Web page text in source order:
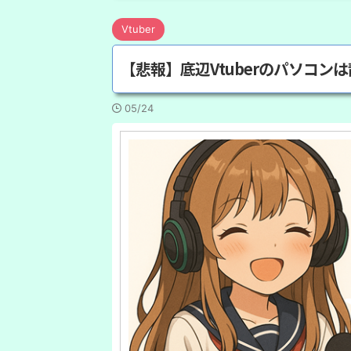
Vtuber
【悲報】底辺Vtuberのパソコン
05/24